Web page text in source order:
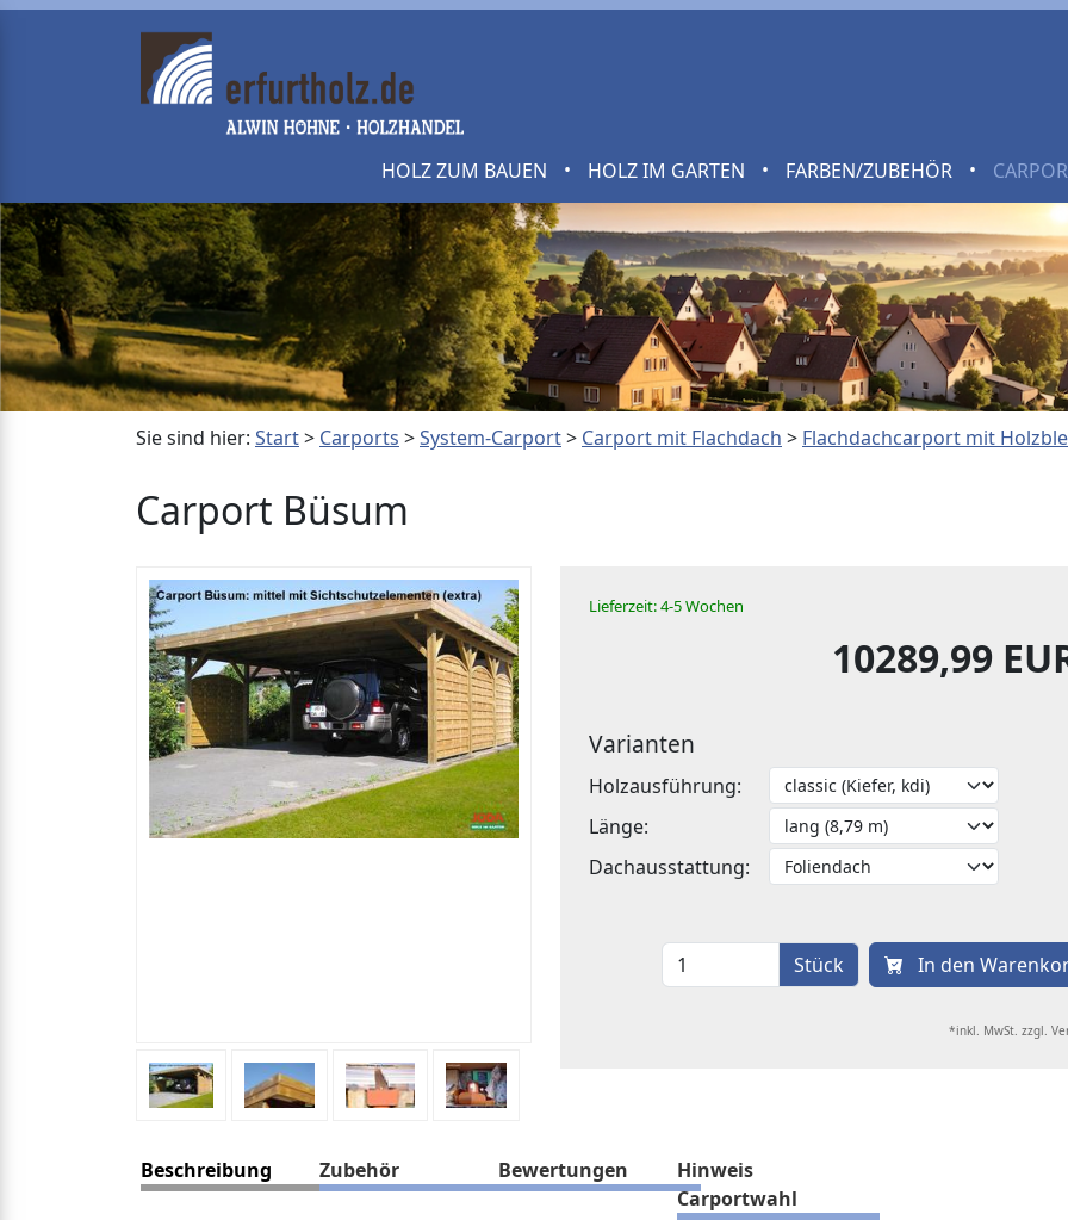
HOLZ ZUM BAUEN • HOLZ IM GARTEN • FARBEN/ZUBEHÖR •
Sie sind hier: Start> Carports >System-Carport> Carport mit Flachdach > Flachdachcarport mit
Carport Büsum
Lieferzeit: 4-5 Wochen
10289,99
Varianten
Holzausführung:
Länge:
Dachausstattung:
Stück In den
*inkl. MwSt. zzgl.
Beschreibung Zubehör Bewertungen
Hinweis
Carportwahl